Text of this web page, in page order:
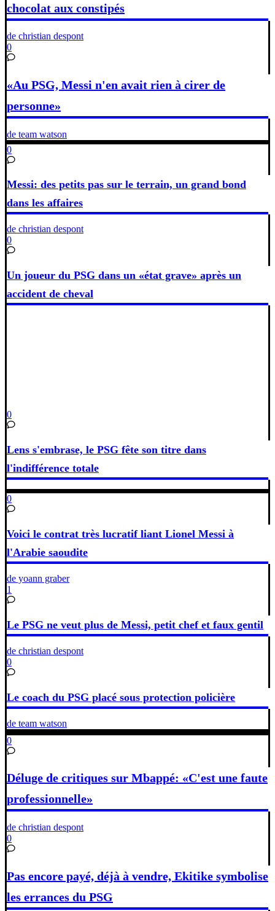
chocolat aux constipés
de christian despont
0
«Au PSG, Messi n'en avait rien à cirer de
personne»
de team watson
0
Messi: des petits pas sur le terrain, un grand bond
dans les affaires
de christian despont
0
Un joueur du PSG dans un «état grave» après un
accident de cheval
0
Lens s'embrase, le PSG fête son titre dans
l'indifférence totale
0
Voici le contrat très lucratif liant Lionel Messi à
l'Arabie saoudite
de yoann graber
1
Le PSG ne veut plus de Messi, petit chef et faux gentil
de christian despont
0
Le coach du PSG placé sous protection policière
de team watson
0
Déluge de critiques sur Mbappé: «C'est une faute
professionnelle»
de christian despont
0
Pas encore payé, déjà à vendre, Ekitike symbolise
les errances du PSG